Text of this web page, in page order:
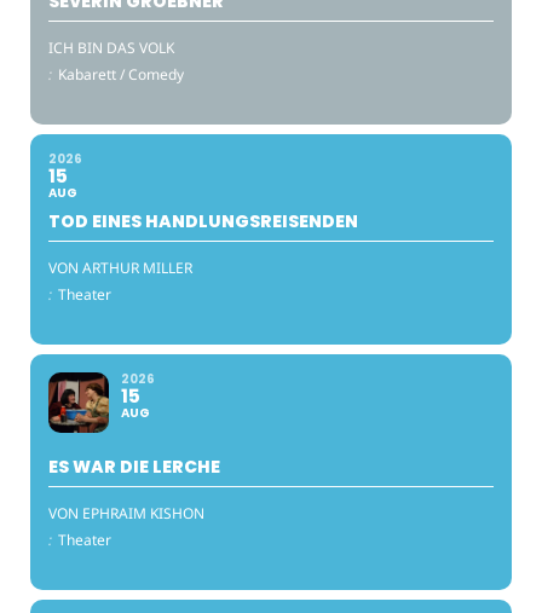
ICH BIN DAS VOLK
: Kabarett / Comedy
2026
15
AUG
TOD EINES HANDLUNGSREISENDEN
VON ARTHUR MILLER
: Theater
2026
15
AUG
ES WAR DIE LERCHE
VON EPHRAIM KISHON
: Theater